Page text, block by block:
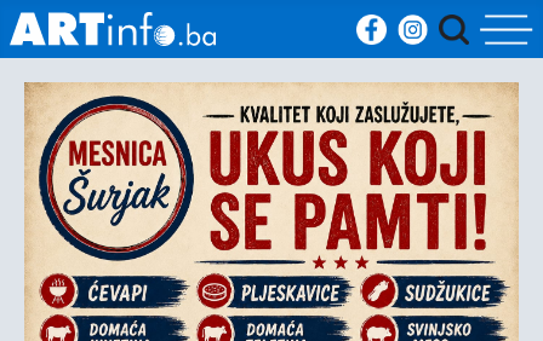
Početna
Vijesti
Sport
Kultura